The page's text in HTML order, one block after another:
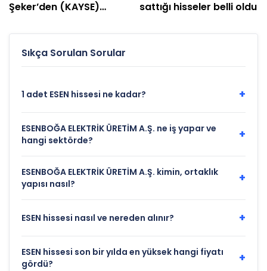
Şeker’den (KAYSE)
sattığı hisseler belli oldu
Sıkça Sorulan Sorular
1 adet ESEN hissesi ne kadar? +
ESENBOĞA ELEKTRİK ÜRETİM A.Ş. ne iş yapar ve
hangi sektörde?
+
ESENBOĞA ELEKTRİK ÜRETİM A.Ş. kimin, ortaklık
yapısı nasıl?
+
ESEN hissesi nasıl ve nereden alınır? +
ESEN hissesi son bir yılda en yüksek hangi fiyatı
gördü?
+